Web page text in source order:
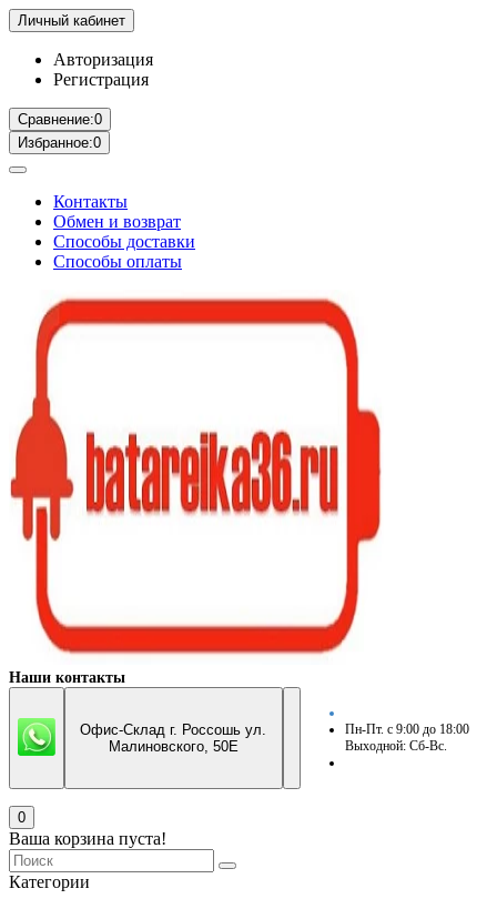
Личный кабинет
Авторизация
Регистрация
Сравнение:0
Избранное:0
Контакты
Обмен и возврат
Способы доставки
Способы оплаты
Наши контакты
Офис-Склад г. Россошь ул.
Малиновского, 50Е
Пн-Пт. с 9:00 до 18:00
Выходной: Сб-Вс.
0
Ваша корзина пуста!
Категории